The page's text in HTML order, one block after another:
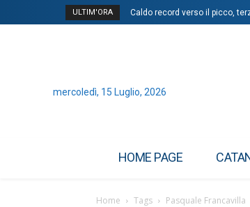
ULTIM'ORA Caldo record verso il picco,
mercoledì, 15 Luglio, 2026
HOME PAGE
Home Tags Pasquale Francavilla